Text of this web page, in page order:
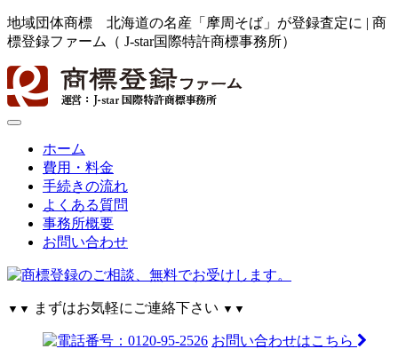
地域団体商標 北海道の名産「摩周そば」が登録査定に | 商
標登録ファーム（ J-star国際特許商標事務所）
ホーム
費用・料金
手続きの流れ
よくある質問
事務所概要
お問い合わせ
▼▼ まずはお気軽にご連絡下さい ▼▼
お問い合わせはこちら